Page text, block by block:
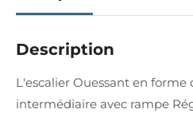
Description
L'escalier Ouessant en
intermédiaire avec rampe